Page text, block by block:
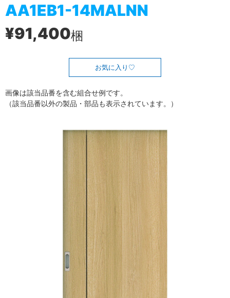
AA1EB1-14MALNN
¥91,400梱
お気に入り
画像は該当品番を含む組合せ例です。
（該当品番以外の製品・部品も表示されています。）